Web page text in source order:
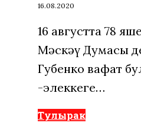
16.08.2020
16 августта 78
Мәскәү Думасы
Губенко вафат
-элеккеге…
Тулырак